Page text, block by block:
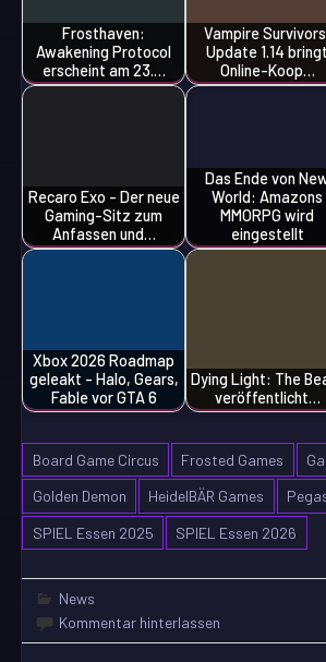
Frosthaven:
Awakening Protocol
erscheint am 23.…
Vampire
Update 1.14 bringt
Online-Koop…
Recaro Exo - Der neue
Gaming-Sitz zum
Anfassen und…
Das Ende von
World: Amazons
MMORPG wird
eingestellt
Xbox 2026 Roadmap
geleakt - Halo, Gears,
Fable vor GTA 6
Dying Light: The
veröffentlicht…
Board Game Circus Frosted Games
Golden Demon
HeidelBÄR Games
SPIEL Essen 2025
SPIEL Essen 2026
News
Kommentar hinterlassen